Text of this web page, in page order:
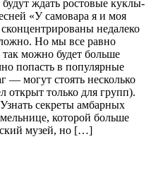
ждать ростовые куклы-
«У самовара я и моя
недалеко
Но мы все равно
можно будет больше
попасть в популярные
— могут стоять несколько
открыт только для групп).
секреты амбарных
которой больше
музей, но […]